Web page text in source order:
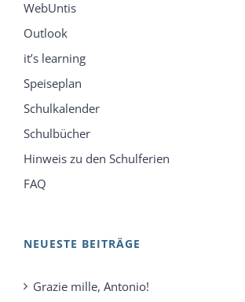
WebUntis
Outlook
it’s learning
Speiseplan
Schulkalender
Schulbücher
Hinweis zu den Schulferien
FAQ
NEUESTE BEITRÄGE
Grazie mille, Antonio!